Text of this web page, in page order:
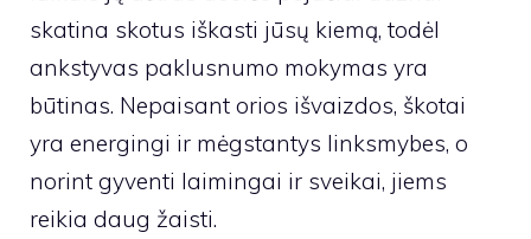
skatina skotus iškasti jūsų kiemą, todėl
ankstyvas paklusnumo mokymas yra
būtinas. Nepaisant orios išvaizdos, škotai
yra energingi ir mėgstantys linksmybes, o
norint gyventi laimingai ir sveikai, jiems
reikia daug žaisti.